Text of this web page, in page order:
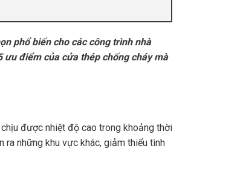
phổ biến cho các công trình nhà
điểm của cửa thép chống cháy mà
được nhiệt độ cao trong khoảng thời
những khu vực khác, giảm thiểu tình